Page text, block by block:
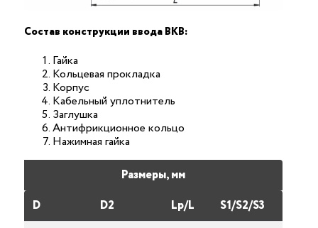
Состав конструкции ввода ВКВ:
Гайка
Кольцевая прокладка
Корпус
Кабельный уплотнитель
Заглушка
Антифрикционное кольцо
Нажимная гайка
Размеры, мм
D
D2 Lp/L
S1/S2/S3